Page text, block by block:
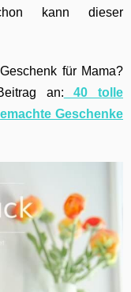
kann dieser
für Mama?
an: 40 tolle
Geschenke